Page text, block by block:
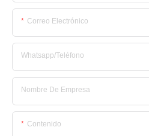
Correo Electrónico
Whatsapp/Teléfono
Nombre De Empresa
Contenido